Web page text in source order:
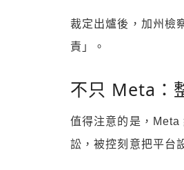
裁定出爐後，加州檢
責」。
不只 Meta：
值得注意的是，
訟，被控刻意把平台